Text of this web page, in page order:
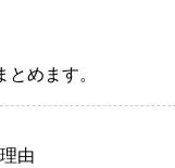
めます。
由